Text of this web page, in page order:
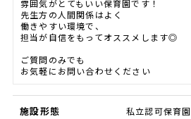
雰囲気がとてもいい保育園です！
先生方の人間関係はよく
働きやすい環境で、
担当が自信をもってオススメします◎
ご質問のみでも
お気軽にお問い合わせください
施設形態 私立認可保育園